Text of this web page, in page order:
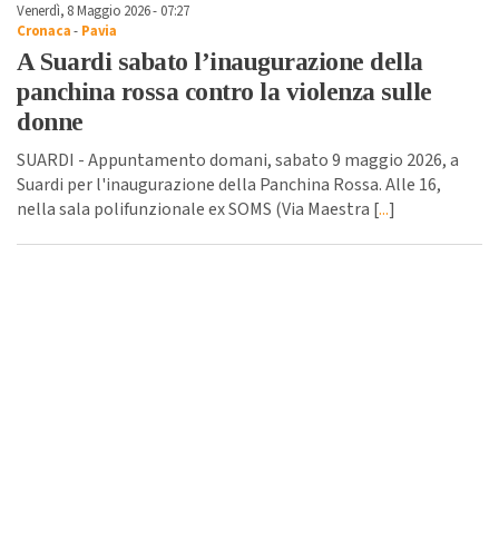
Venerdì, 8 Maggio 2026 - 07:27
Cronaca- Pavia
A Suardi sabato l’inaugurazione della
panchina rossa contro la violenza sulle
donne
SUARDI - Appuntamento domani, sabato 9 maggio 2026, a
Suardi per l'inaugurazione della Panchina Rossa. Alle 16,
nella sala polifunzionale ex SOMS (Via Maestra [...]